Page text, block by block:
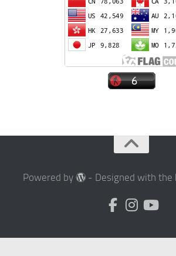
Powered by - Designed with the